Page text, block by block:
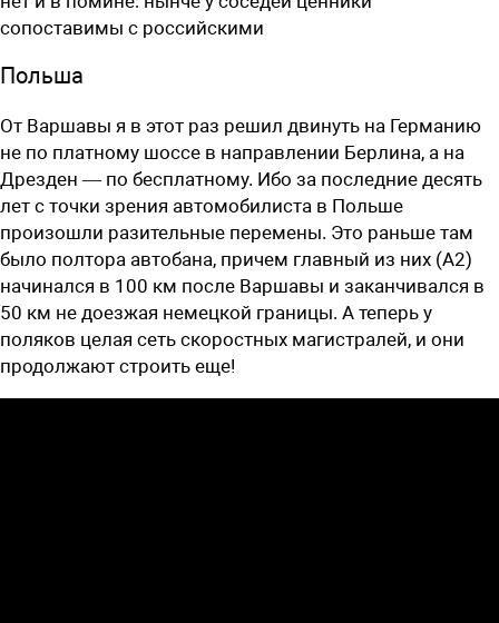
сопоставимы с российскими
Польша
От Варшавы я в этот раз решил двинуть на Германию
не по платному шоссе в направлении Берлина, а на
Дрезден — по бесплатному. Ибо за последние десять
лет с точки зрения автомобилиста в Польше
произошли разительные перемены. Это раньше там
было полтора автобана, причем главный из них (А2)
начинался в 100 км после Варшавы и заканчивался в
50 км не доезжая немецкой границы. А теперь у
поляков целая сеть скоростных магистралей, и они
продолжают строить еще!